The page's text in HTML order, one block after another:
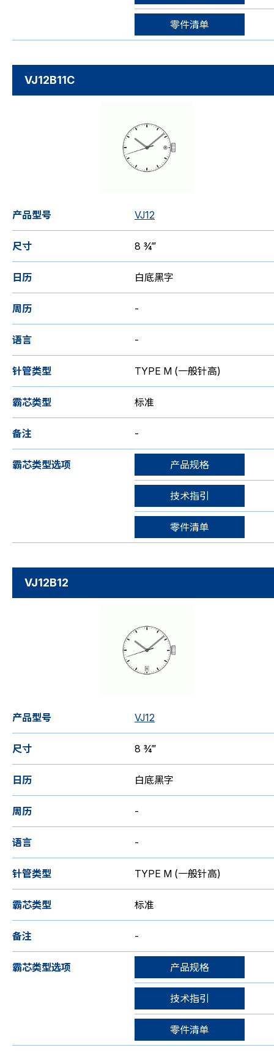
零件清单
VJ12B11C
产品型号 VJ12
尺寸 8 ¾‴
日历 白底黑字
周历 -
语言 -
针管类型 TYPE M (一般针高)
霸芯类型 标准
备注 -
霸芯类型选项 产品规格
技术指引
零件清单
VJ12B12
产品型号 VJ12
尺寸 8 ¾‴
日历 白底黑字
周历 -
语言 -
针管类型 TYPE M (一般针高)
霸芯类型 标准
备注 -
霸芯类型选项 产品规格
技术指引
零件清单